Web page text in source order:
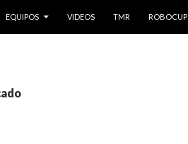
EQUIPOS
VIDEOS TMR ROBOCUP